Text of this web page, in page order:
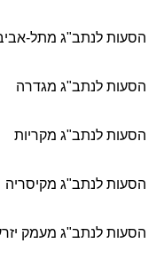
הסעות לנתב"ג מתל-
הסעות לנתב"ג מגדרה
הסעות לנתב"ג מקריות
הסעות לנתב"ג מקיסריה
הסעות לנתב"ג מעמק